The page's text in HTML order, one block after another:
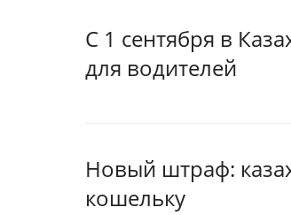
С 1 сентября в
для водителей
Новый штраф:
кошельку